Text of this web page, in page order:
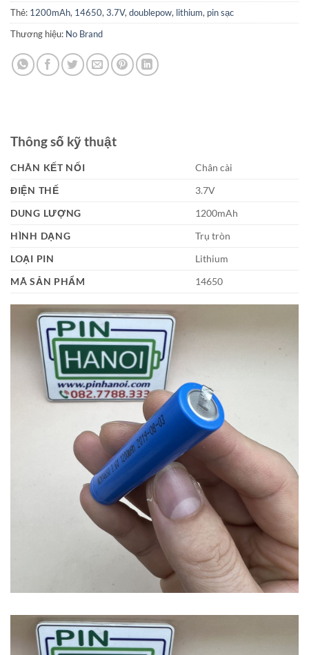
Thẻ: 1200mAh, 14650,3.7V,doublepow, lithium, pin sạc
Thương hiệu: No Brand
Thông số kỹ thuật
CHÂN KẾT NỐI
Chân cài
ĐIỆN THẾ
3.7V
DUNG LƯỢNG
1200mAh
HÌNH DẠNG
Trụ tròn
LOẠI PIN
Lithium
MÃ SẢN PHẨM
14650